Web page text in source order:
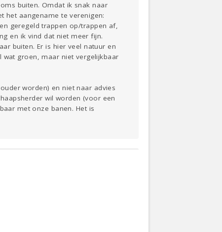
buiten. Omdat ik snak naar
het aangename te verenigen:
geregeld trappen op/trappen af,
en ik vind dat niet meer fijn.
buiten. Er is hier veel natuur en
wat groen, maar niet vergelijkbaar
worden) en niet naar advies
wil worden (voor een
met onze banen. Het is